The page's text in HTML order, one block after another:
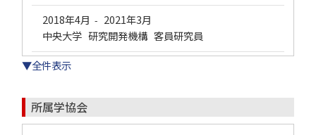
2018年4月 - 2021年3月
中央大学 研究開発機構 客員研究員
▼全件表示
所属学協会